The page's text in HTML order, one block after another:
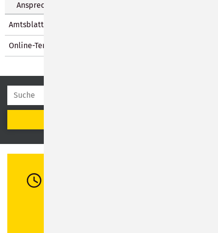
Ansprechpartner
Amtsblatt
Online-Terminvergabe